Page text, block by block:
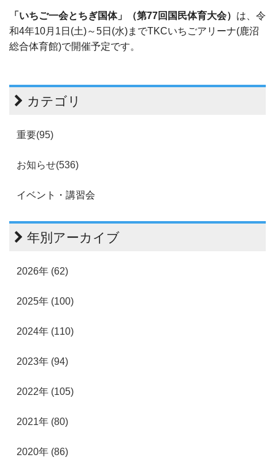
「いちご一会とちぎ国体」（第77回国民体育大会） は、令
和4年10月1日(土)～5日(水)までTKCいちごアリーナ(鹿沼
総合体育館)で開催予定です。
カテゴリ
重要(95)
お知らせ(536)
イベント・講習会
年別アーカイブ
2026年 (62)
2025年 (100)
2024年 (110)
2023年 (94)
2022年 (105)
2021年 (80)
2020年 (86)